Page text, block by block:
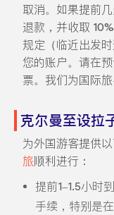
取消。如果提前
退款，并收取
规定（临近出发
您的账户。请在
票。我们为国际
克尔曼至设拉
为外国游客提供
旅 顺利进行：
提前1–1.5小时
手续，特别是